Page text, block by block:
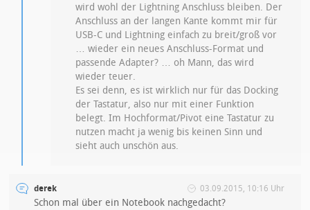
wird wohl der Lightning Anschluss bleiben. Der
Anschluss an der langen Kante kommt mir für
USB-C und Lightning einfach zu breit/groß vor
… wieder ein neues Anschluss-Format und
passende Adapter? … oh Mann, das wird
wieder teuer.
Es sei denn, es ist wirklich nur für das Docking
der Tastatur, also nur mit einer Funktion
belegt. Im Hochformat/Pivot eine Tastatur zu
nutzen macht ja wenig bis keinen Sinn und
sieht auch unschön aus.
derek 03.09.2015, 10:16 Uhr
Schon mal über ein Notebook nachgedacht?